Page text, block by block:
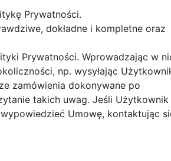
Prywatności.
dokładne i kompletne oraz
Prywatności. Wprowadzając w
np. wysyłając
zamówienia dokonywane po
takich uwag. Jeśli Użytkownik
Umowę, kontaktując